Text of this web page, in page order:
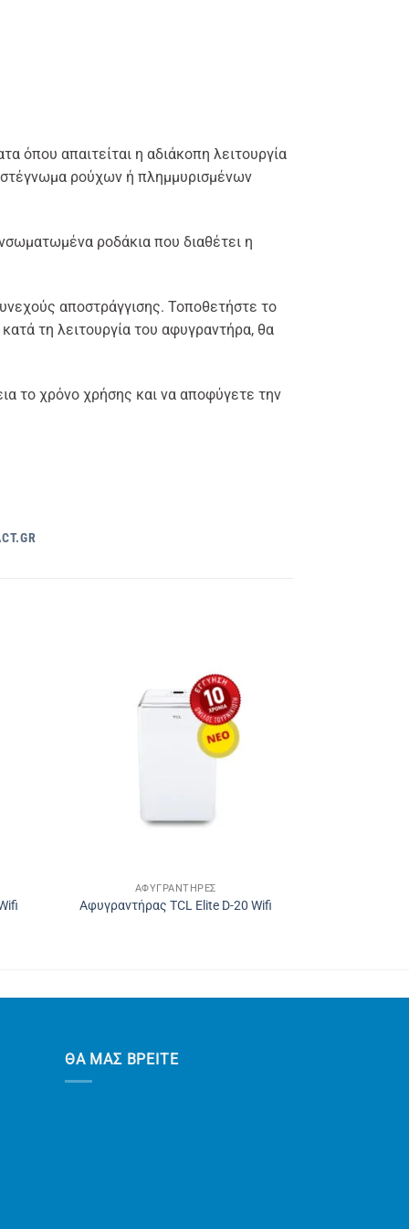
όπου απαιτείται η αδιάκοπη λειτουργία
ρούχων ή πλημμυρισμένων
ροδάκια που διαθέτει η
αποστράγγισης. Τοποθετήστε το
τη λειτουργία του αφυγραντήρα, θα
το χρόνο χρήσης και να αποφύγετε την
ΑΦΥΓΡΑΝΤΉΡΕΣ
Αφυγραντήρας TCL Elite D-20 Wifi
ΘΑ ΜΑΣ ΒΡΕΙΤΕ